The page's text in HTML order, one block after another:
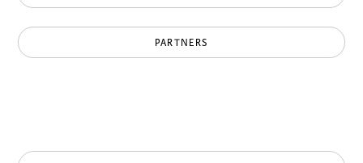
PARTNERS